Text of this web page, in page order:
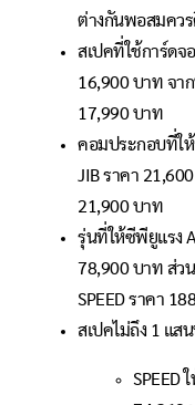
ต่างกันพอสมควร
สเปคที่ใช้การ์ดจ
16,900 บาท จา
17,990 บาท
คอมประกอบที่ให้
JIB ราคา
21,900 บาท
รุ่นที่ให้ซีพียูแรง
78,900 บาท ส่ว
SPEED ราคา
สเปคไม่ถึง 1 แส
SPEED